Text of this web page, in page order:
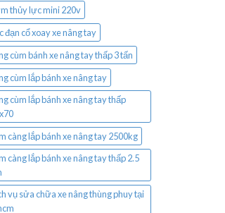
thủy lực mini 220v
đạn cổ xoay xe nâng tay
cùm bánh xe nâng tay thấp 3 tấn
cùm lắp bánh xe nâng tay
cùm lắp bánh xe nâng tay thấp
càng lắp bánh xe nâng tay 2500kg
càng lắp bánh xe nâng tay thấp 2.5
vụ sửa chữa xe nâng thùng phuy tại